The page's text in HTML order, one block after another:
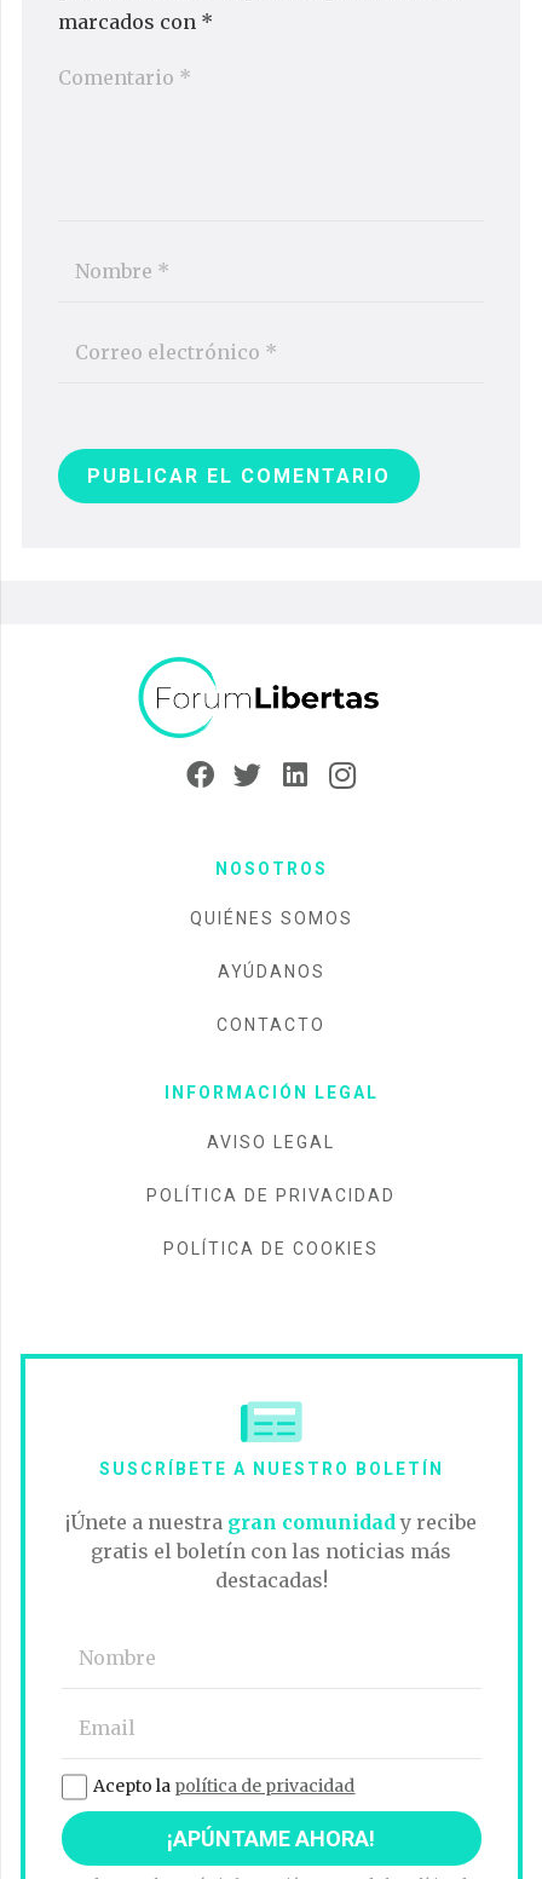
marcados con *
PUBLICAR EL COMENTARIO
NOSOTROS
QUIÉNES SOMOS
AYÚDANOS
CONTACTO
INFORMACIÓN LEGAL
AVISO LEGAL
POLÍTICA DE PRIVACIDAD
POLÍTICA DE COOKIES
SUSCRÍBETE A NUESTRO BOLETÍN
¡Únete a nuestra gran comunidady recibe
gratis el boletín con las noticias más
destacadas!
Acepto la política de privacidad